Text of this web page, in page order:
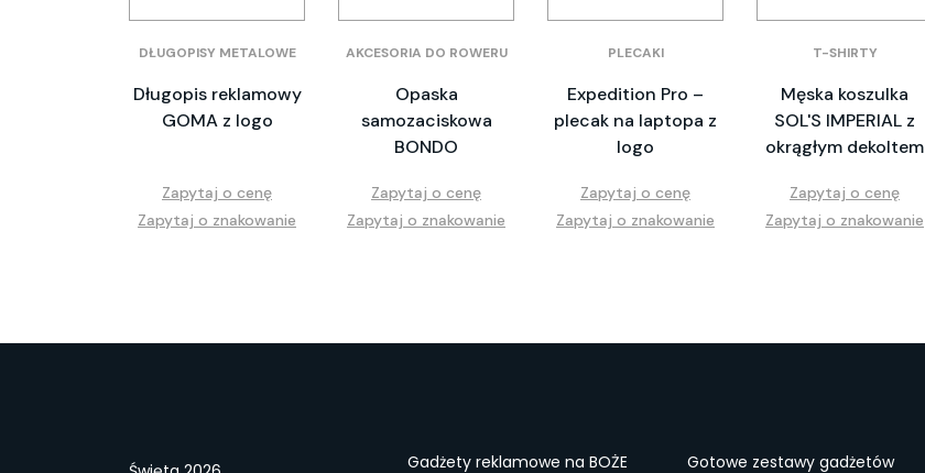
DŁUGOPISY METALOWE
Długopis reklamowy
GOMA z logo
Zapytaj o cenę
Zapytaj o znakowanie
AKCESORIA DO ROWERU
Opaska
samozaciskowa
BONDO
Zapytaj o cenę
Zapytaj o znakowanie
PLECAKI
Expedition Pro –
plecak na laptopa z
logo
Zapytaj o cenę
Zapytaj o znakowanie
T-SHIRTY
Męska koszulka
SOL'S IMPERIAL z
okrągłym dekoltem
Zapytaj o cenę
Zapytaj o znakowanie
Gadżety reklamowe na BOŻE
Gotowe zestawy gadżetów